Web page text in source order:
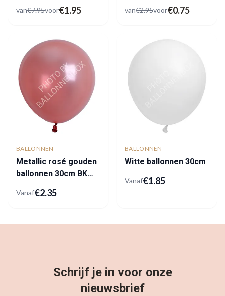
van€7.95voor€1.95 van€2.95voor€0.75
BALLONNEN
Metallic rosé gouden
ballonnen 30cm BK
Vanaf€2.35
BALLONNEN
Witte ballonnen 30cm
Vanaf€1.85
Schrijf je in voor onze
nieuwsbrief